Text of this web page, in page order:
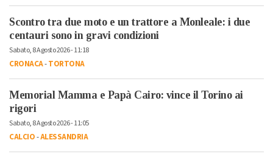
Scontro tra due moto e un trattore a Monleale: i due
centauri sono in gravi condizioni
Sabato, 8 Agosto 2026 - 11:18
CRONACA-TORTONA
Memorial Mamma e Papà Cairo: vince il Torino ai
rigori
Sabato, 8 Agosto 2026 - 11:05
CALCIO-ALESSANDRIA